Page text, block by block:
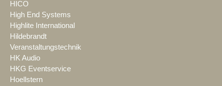
HICO
High End Systems
Highlite International
Hildebrandt
Veranstaltungstechnik
HK Audio
HKG Eventservice
Hoellstern